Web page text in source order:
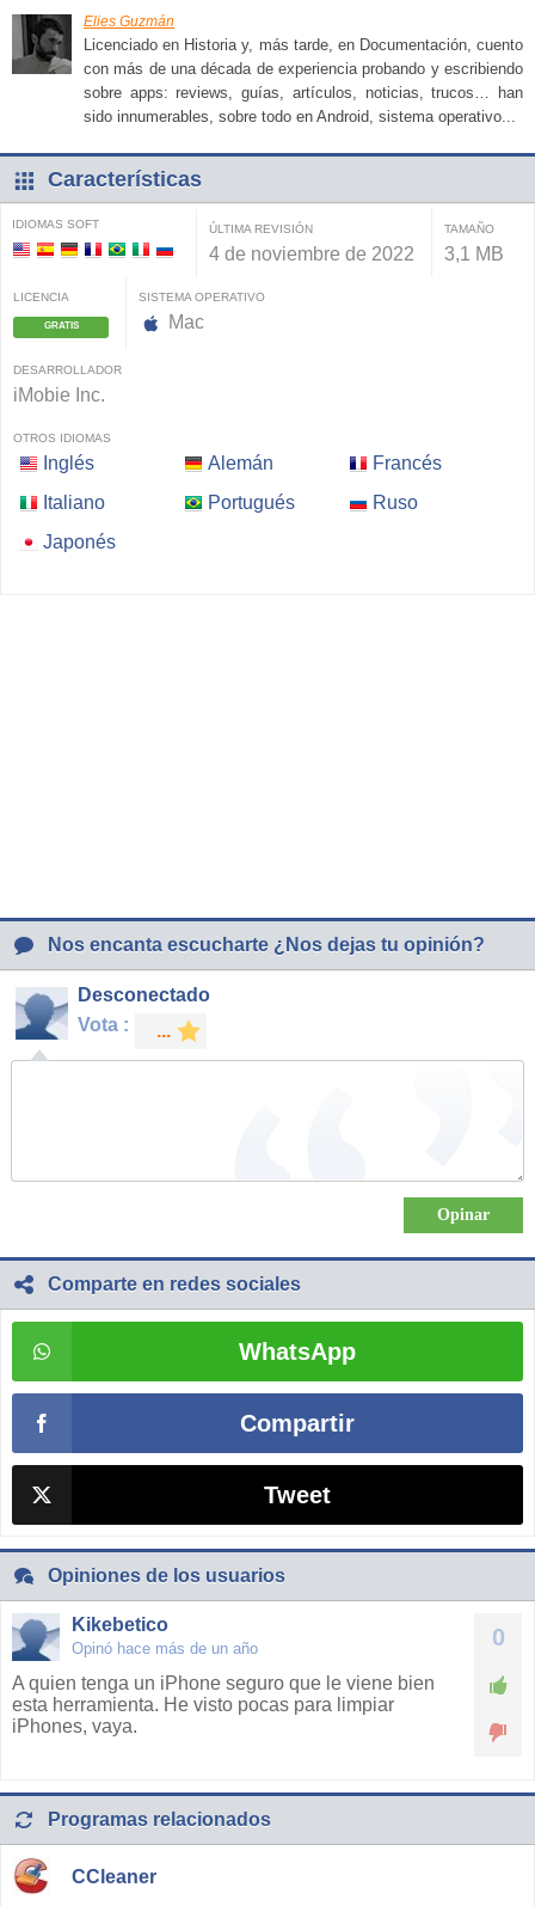
Elies Guzmán
Licenciado en Historia y, más tarde, en Documentación, cuento
con más de una década de experiencia probando y escribiendo
sobre apps: reviews, guías, artículos, noticias, trucos… han
sido innumerables, sobre todo en Android, sistema operativo...
Características
IDIOMAS SOFT ÚLTIMA REVISIÓN
4 de noviembre de 2022
TAMAÑO
3,1 MB
LICENCIA
GRATIS
SISTEMA OPERATIVO
Mac
DESARROLLADOR
iMobie Inc.
OTROS IDIOMAS
Inglés Alemán
Francés
Italiano
Portugués
Ruso
Japonés
Nos encanta escucharte ¿Nos dejas tu opinión?
Desconectado
Vota :
Comparte en redes sociales
WhatsApp
Compartir
Tweet
Opiniones de los usuarios
Kikebetico
Opinó hace más de un año
A quien tenga un iPhone seguro que le viene bien
esta herramienta. He visto pocas para limpiar
iPhones, vaya.
0
Programas relacionados
CCleaner